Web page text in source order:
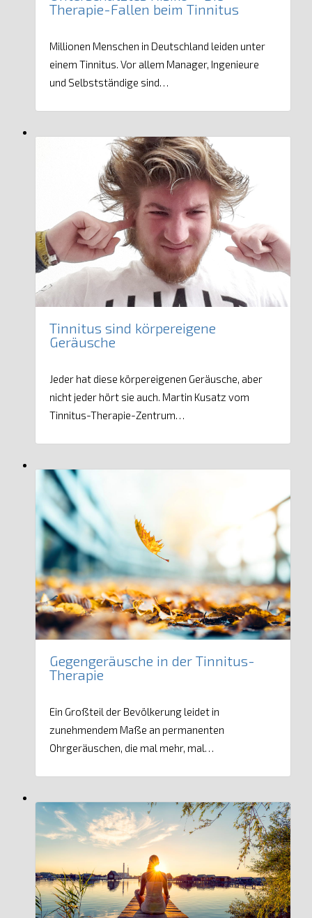
Therapie-Fallen beim Tinnitus
Millionen Menschen in Deutschland leiden unter
einem Tinnitus. Vor allem Manager, Ingenieure
und Selbstständige sind…
Tinnitus sind körpereigene
Geräusche
Jeder hat diese körpereigenen Geräusche, aber
nicht jeder hört sie auch. Martin Kusatz vom
Tinnitus-Therapie-Zentrum…
Gegengeräusche in der Tinnitus-
Therapie
Ein Großteil der Bevölkerung leidet in
zunehmendem Maße an permanenten
Ohrgeräuschen, die mal mehr, mal…